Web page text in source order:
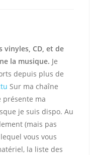
vinyles, CD, et de
la musique. Je
depuis plus de
Sur ma chaîne
présente ma
je suis dispo. Au
(mais pas
vous vous
la liste des